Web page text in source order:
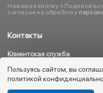
Контакты
Клиентская служба
8 800 333 08 45
info@kotofey.ru
Нажимая кнопку
согласие на обработку
Пользуясь сайтом, вы
политикой